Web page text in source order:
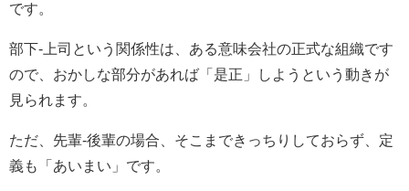
です。
部下-上司という関係性は、ある意味会社の正式な組織です
ので、おかしな部分があれば「是正」しようという動きが
見られます。
ただ、先輩-後輩の場合、そこまできっちりしておらず、定
義も「あいまい」です。